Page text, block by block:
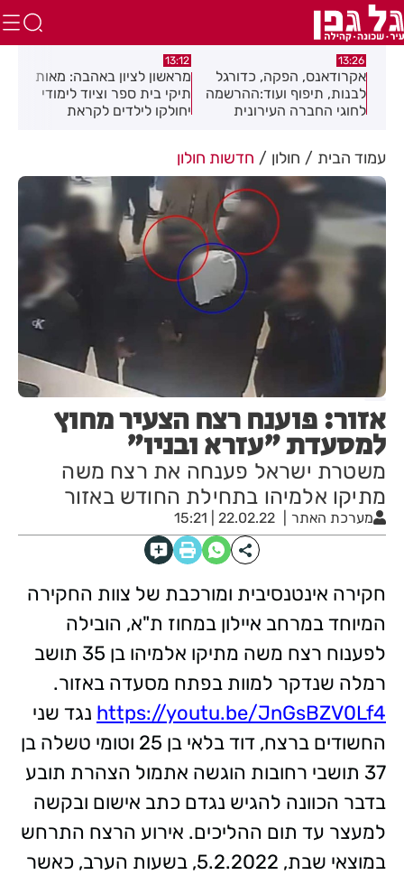
13:26
אקרודאנס, הפקה, כדורגל
לבנות, תיפוף ועוד:ההרשמה
לחוגי החברה העירונית
13:12
מראשון לציון באהבה: מאות
תיקי בית ספר וציוד לימודי
יחולקו לילדים לקראת
עמוד הבית חולון חדשות חולון
אזור: פוענח רצח הצעיר מחוץ
למסעדת "עזרא ובניו"
משטרת ישראל פענחה את רצח משה
מתיקו אלמיהו בתחילת החודש באזור
מערכת האתר 22.02.22 | 15:21
חקירה אינטנסיבית ומורכבת של צוות החקירה
המיוחד במרחב איילון במחוז ת"א, הובילה
לפענוח רצח משה מתיקו אלמיהו בן 35 תושב
רמלה שנדקר למוות בפתח מסעדה באזור.
https://youtu.be/JnGsBZV0Lf4 נגד שני
החשודים ברצח, דוד בלאי בן 25 וטומי טשלה בן
37 תושבי רחובות הוגשה אתמול הצהרת תובע
בדבר הכוונה להגיש נגדם כתב אישום ובקשה
למעצר עד תום ההליכים. אירוע הרצח התרחש
במוצאי שבת, 5.2.2022, בשעות הערב, כאשר